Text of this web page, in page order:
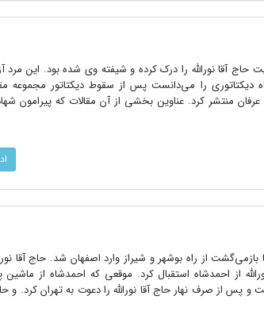
حاج ‌آقا نورالله را درک کرده و شیفته وى شده بود. این مرد
را مى‌دانست پس از سقوط دیکتاتور مجموعه
منتشر کرد. عناوین بخشى از آن مقالات که پیرامون
بازمى‌گشت از راه بوشهر و شیراز وارد اصفهان شد. حاج ‌آقا
از احمدشاه استقبال کرد. موقعى که احمدشاه از ماشین
پس از صرف نهار حاج ‌آقا نورالله را دعوت به تهران کرد. و